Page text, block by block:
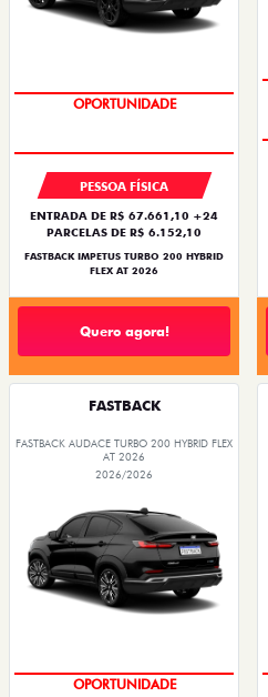
PESSOA FÍSICA
ENTRADA DE R$ 67.661,10 +24
PARCELAS DE R$ 6.152,10
FASTBACK IMPETUS TURBO 200 HYBRID
FLEX AT 2026
Quero agora!
FASTBACK
FASTBACK AUDACE TURBO 200 HYBRID FLEX
AT 2026
2026/2026
OPORTUNIDADE